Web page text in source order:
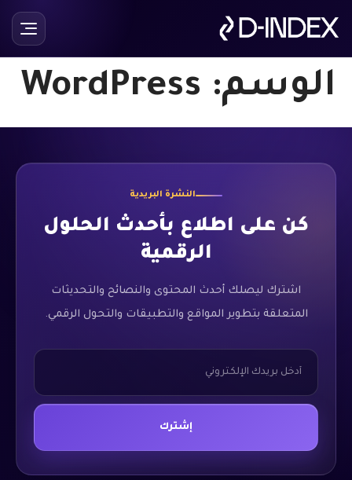
الوسم: WordPress
النشرة البريدية
كن على اطلاع بأحدث الحلول
الرقمية
اشترك ليصلك أحدث المحتوى والنصائح والتحديثات
المتعلقة بتطوير المواقع والتطبيقات والتحول الرقمي.
Email
إشترك